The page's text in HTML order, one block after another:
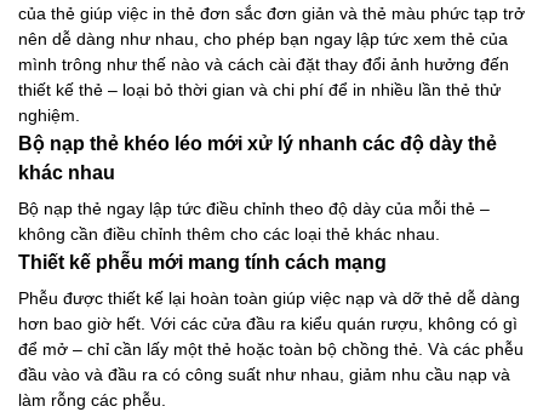
của thẻ giúp việc in thẻ đơn sắc đơn giản và thẻ màu phức tạp trở
nên dễ dàng như nhau, cho phép bạn ngay lập tức xem thẻ của
mình trông như thế nào và cách cài đặt thay đổi ảnh hưởng đến
thiết kế thẻ – loại bỏ thời gian và chi phí để in nhiều lần thẻ thử
nghiệm.
Bộ nạp thẻ khéo léo mới xử lý nhanh các độ dày thẻ
khác nhau
Bộ nạp thẻ ngay lập tức điều chỉnh theo độ dày của mỗi thẻ –
không cần điều chỉnh thêm cho các loại thẻ khác nhau.
Thiết kế phễu mới mang tính cách mạng
Phễu được thiết kế lại hoàn toàn giúp việc nạp và dỡ thẻ dễ dàng
hơn bao giờ hết. Với các cửa đầu ra kiểu quán rượu, không có gì
để mở – chỉ cần lấy một thẻ hoặc toàn bộ chồng thẻ. Và các phễu
đầu vào và đầu ra có công suất như nhau, giảm nhu cầu nạp và
làm rỗng các phễu.